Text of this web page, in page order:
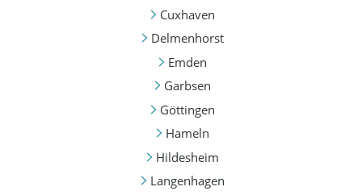
Cuxhaven
Delmenhorst
Emden
Garbsen
Göttingen
Hameln
Hildesheim
Langenhagen